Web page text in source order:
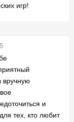
игр!
вручную
и
тех, кто любит